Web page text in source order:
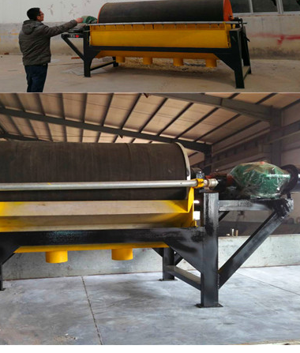
磁选机 RCT系列全磁永磁滚筒